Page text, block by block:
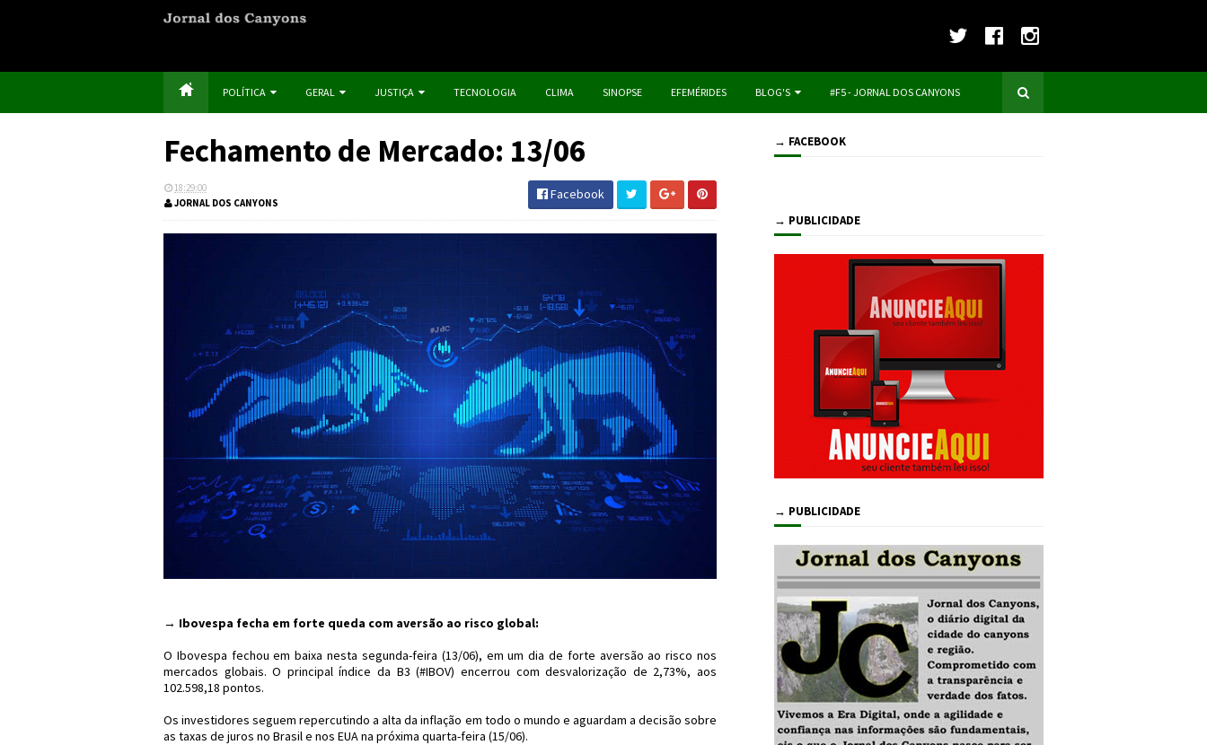
POLÍTICA GERAL JUSTIÇA TECNOLOGIA CLIMA SINOPSE EFEMÉRIDES BLOG'S #F5 - JORNAL DOS CANYONS
Fechamento de Mercado: 13/06
18:29:00
JORNAL DOS CANYONS
Facebook
→ Ibovespa fecha em forte queda com aversão ao risco global:
O Ibovespa fechou em baixa nesta segunda-feira (13/06), em um dia de forte aversão ao risco nos
mercados globais. O principal índice da B3 (#IBOV) encerrou com desvalorização de 2,73%, aos
102.598,18 pontos.
Os investidores seguem repercutindo a alta da inflação em todo o mundo e aguardam a decisão sobre
as taxas de juros no Brasil e nos EUA na próxima quarta-feira (15/06).
→ FACEBOOK
→ PUBLICIDADE
→ PUBLICIDADE